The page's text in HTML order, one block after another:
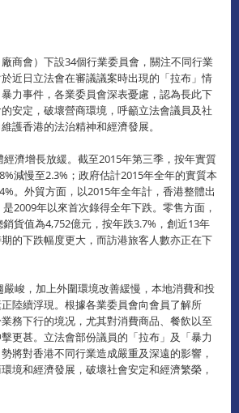
商會）下設34個行業委員會，關注不同行業
近日立法會在審議議案時出現的「拉布」情
力事件，各業委員會深表憂慮，認為長此下
安定，破壞營商環境，呼籲立法會議員及社
護香港的法治精神和經濟發展。
濟增長放緩。截至2015年第三季，按年實質
減慢至2.3%；政府估計2015年全年的實質本
。外貿方面，以2015年全年計，香港整體出
2009年以來首次錄得全年下跌。零售方面，
貨值為4,752億元，按年跌3.7%，創近13年
的下跌幅度更大，而訪港旅客人數亦正在下
峻，加上外圍環境改善緩慢，本地消費和投
陸續浮現。根據各業委員會向會員了解所
務下行的境况，尤其對消費商品、餐飲以至
更甚。立法會部份議員的「拉布」及「暴力
將對香港不同行業造成嚴重及深遠的影響，
境和經濟發展，破壞社會安定和經濟繁榮，